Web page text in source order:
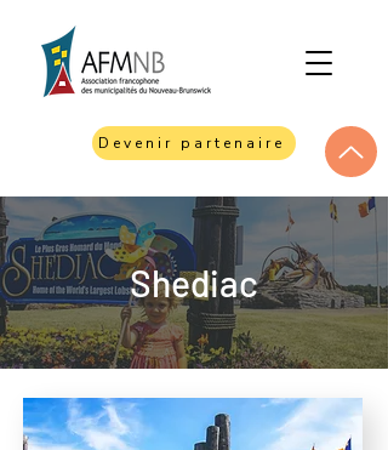
Devenir partenaire
Shediac